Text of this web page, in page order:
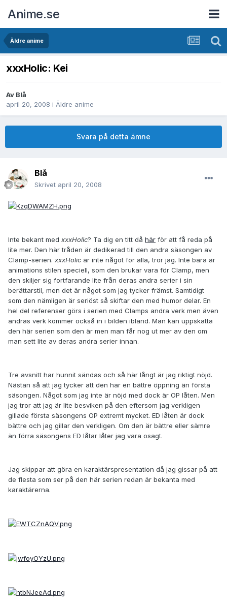
Anime.se
Äldre anime
xxxHolic: Kei
Av Blå
april 20, 2008 i Äldre anime
Svara på detta ämne
Blå
Skrivet april 20, 2008
Inte bekant med xxxHolic? Ta dig en titt då här för att få reda på
lite mer. Den här tråden är dedikerad till den andra säsongen av
Clamp-serien. xxxHolic är inte något för alla, tror jag. Inte bara är
animations stilen speciell, som den brukar vara för Clamp, men
den skiljer sig fortfarande lite från deras andra serier i sin
berättarstil, men det är något som jag tycker främst. Samtidigt
som den nämligen är seriöst så skiftar den med humor delar. En
hel del referenser görs i serien med Clamps andra verk men även
andras verk kommer också in i bilden ibland. Man kan uppskatta
den här serien som den är men man får nog ut mer av den om
man sett lite av deras andra serier innan.
Tre avsnitt har hunnit sändas och så här långt är jag riktigt nöjd.
Nästan så att jag tycker att den har en bättre öppning än första
säsongen. Något som jag inte är nöjd med dock är OP låten. Men
jag tror att jag är lite besviken på den eftersom jag verkligen
gillade första säsongens OP extremt mycket. ED låten är dock
bättre och jag gillar den verkligen. Om den är bättre eller sämre
än förra säsongens ED låtar låter jag vara osagt.
Jag skippar att göra en karaktärspresentation då jag gissar på att
de flesta som ser på den här serien redan är bekanta med
karaktärerna.